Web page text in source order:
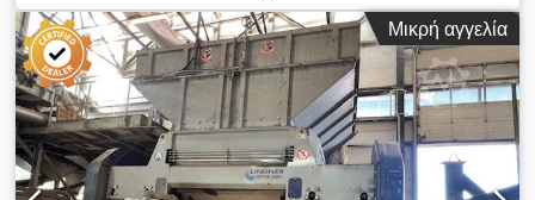
ρότορα:500 χιλ., ΤΕΧΝΙΚΕΣ ΛΕΠΤΟΜΕΡΕΙΕΣ Άνοιγμα
χοάνης: 1.850 × 1.250 mm Χωρητικότητα χοάνης: περίπου 3,0
m³ Διάμετρος ρότορα: 500 mm Μήκος ρότορα: 650 mm
Ταχύτητα περιστροφής ρότορα: περίπου 160 στροφές/λεπτό
Ισχύς: εξαρτάται από το υλικό ΛΕΠΤΟΜΕΡΕΙΕΣ
ΜΗΧΑΝΗΜΑΤΟΣ Σύστημα ελέγχου: PLC Ισχύς κινητήρα-
κιβωτίου ταχυτήτων: 45 kW Πίνακας ελέγχου: Πλήρως
καλωδιωμένος Μήκος καλωδίου: 5 μ Cjdozr Hylopfx Al Sorf
Μικρή αγγελία